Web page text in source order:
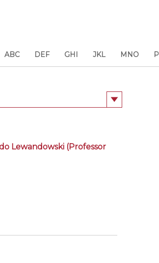
ABC DEF GHI JKL MNO
Lewandowski (Professor